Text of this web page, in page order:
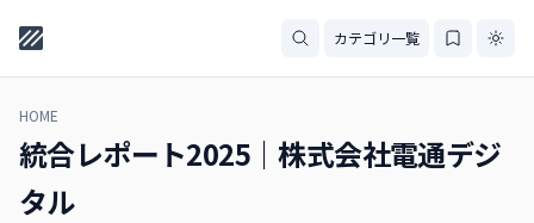
カテゴリ一覧
HOME
統合レポート2025｜株式会社電通デジ
タル